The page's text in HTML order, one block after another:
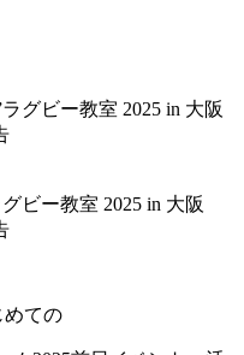
ビー教室 2025 in 大阪
めての